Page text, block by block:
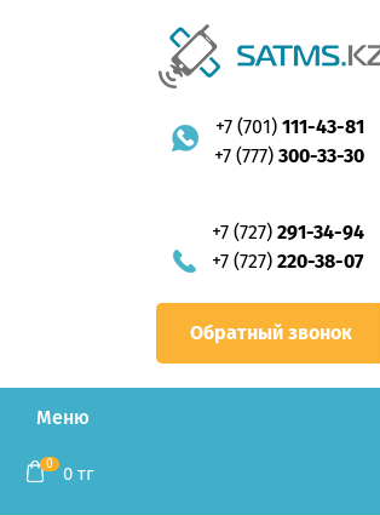
+7 (701) 111-43-81
+7 (777) 300-33-30
+7 (727) 291-34-94
+7 (727) 220-38-07
Обратный звонок
Меню
0 0тг